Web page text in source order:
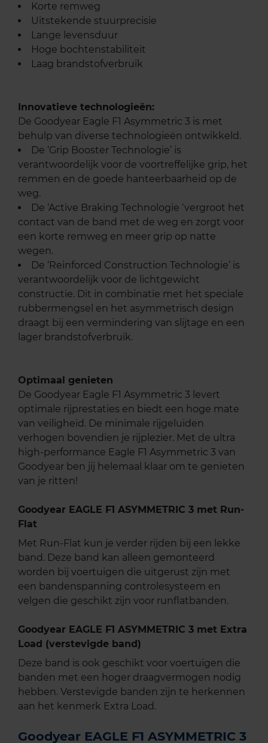
Korte remweg
Uitstekende stuurprecisie
Lange levensduur
Hoge bochtenstabiliteit
Laag brandstofverbruik
Innovatieve technologieën:
De Goodyear Eagle F1 Asymmetric 3 is met
behulp van diverse technologieën ontwikkeld.
De ‘Grip Booster Technologie’ is
verantwoordelijk voor de voortreffelijke grip, het
remmen en de goede hanteerbaarheid op de
weg.
De ‘Active Braking Technologie ‘vergroot het
contact van de band met de weg en zorgt voor
een korte remweg en meer grip op natte
wegen.
De ‘Reinforced Construction Technologie’ is
verantwoordelijk voor de lichtgewicht
constructie. Dit in combinatie met het speciale
rubbermengsel en het asymmetrisch design
draagt bij een vermindering van slijtage en een
lager brandstofverbruik.
Optimaal genieten
De Goodyear Eagle F1 Asymmetric 3 levert
optimale rijprestaties en biedt een hoge mate
van veiligheid. De minimale rijgeluiden
verhogen bovendien je rijplezier. Met de ultra
high-performance Eagle F1 Asymmetric 3 van
Goodyear ben jij helemaal klaar om te genieten
van je ritten!
Goodyear EAGLE F1 ASYMMETRIC 3 met Run-
Flat
Met Run-Flat kun je verder rijden bij een lekke
band. Deze band kan alleen gemonteerd
worden bij voertuigen die uitgerust zijn met
een bandenspanning controlesysteem en
velgen die geschikt zijn voor runflatbanden.
Goodyear EAGLE F1 ASYMMETRIC 3 met Extra
Load (verstevigde band)
Deze band is ook geschikt voor voertuigen die
banden met een hoger draagvermogen nodig
hebben. Verstevigde banden zijn te herkennen
aan het kenmerk Extra Load.
Goodyear EAGLE F1 ASYMMETRIC 3